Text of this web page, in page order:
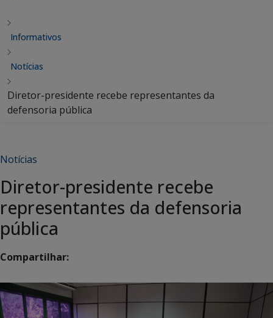
Informativos
Notícias
Diretor-presidente recebe representantes da
defensoria pública
Notícias
Diretor-presidente recebe
representantes da defensoria
pública
Compartilhar: